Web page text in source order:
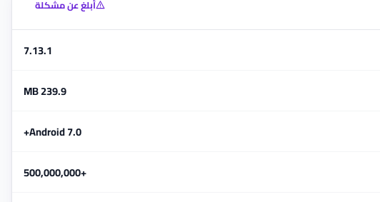
أبلغ عن مشكلة
7.13.1
239.9 MB
Android 7.0+
+500,000,000